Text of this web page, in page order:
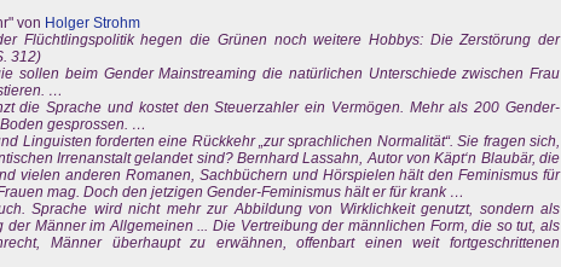
von Holger Strohm
Flüchtlingspolitik hegen die Grünen noch weitere Hobbys: Die Zerstörung der
312)
sollen beim Gender Mainstreaming die natürlichen Unterschiede zwischen Frau
…
die Sprache und kostet den Steuerzahler ein Vermögen. Mehr als 200 Gender-
gesprossen. …
Linguisten forderten eine Rückkehr „zur sprachlichen Normalität“. Sie fragen sich,
Irrenanstalt gelandet sind? Bernhard Lassahn, Autor von Käpt‘n Blaubär, die
vielen anderen Romanen, Sachbüchern und Hörspielen hält den Feminismus für
mag. Doch den jetzigen Gender-Feminismus hält er für krank …
Sprache wird nicht mehr zur Abbildung von Wirklichkeit genutzt, sondern als
der Männer im Allgemeinen ... Die Vertreibung der männlichen Form, die so tut, als
Männer überhaupt zu erwähnen, offenbart einen weit fortgeschrittenen